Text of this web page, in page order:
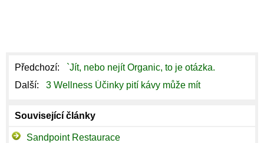
Předchozí:
`Jít, nebo nejít Organic, to je otázka.
Další:
3 Wellness Účinky pití kávy může mít
Související články
Sandpoint Restaurace